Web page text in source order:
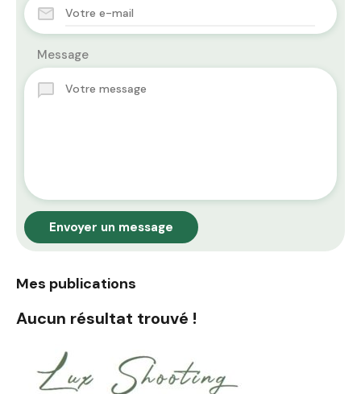
Message
Envoyer un message
Mes publications
Aucun résultat trouvé !